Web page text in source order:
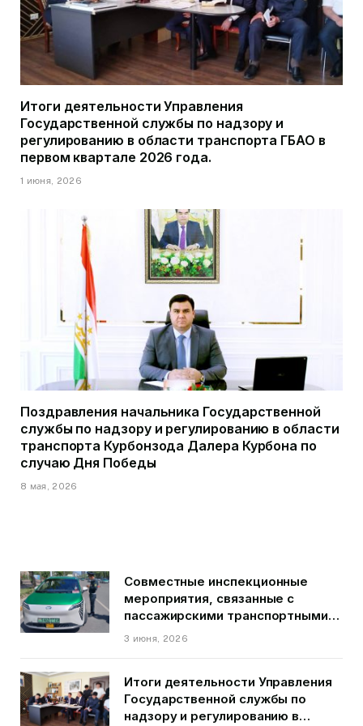
Итоги деятельности Управления
Государственной службы по надзору и
регулированию в области транспорта ГБАО в
первом квартале 2026 года.
1 июня, 2026
Поздравления начальника Государственной
службы по надзору и регулированию в области
транспорта Курбонзода Далера Курбона по
случаю Дня Победы
8 мая, 2026
Совместные инспекционные
мероприятия, связанные с
пассажирскими транспортными
средствами на территории
3 июня, 2026
Итоги деятельности Управления
Государственной службы по
надзору и регулированию в